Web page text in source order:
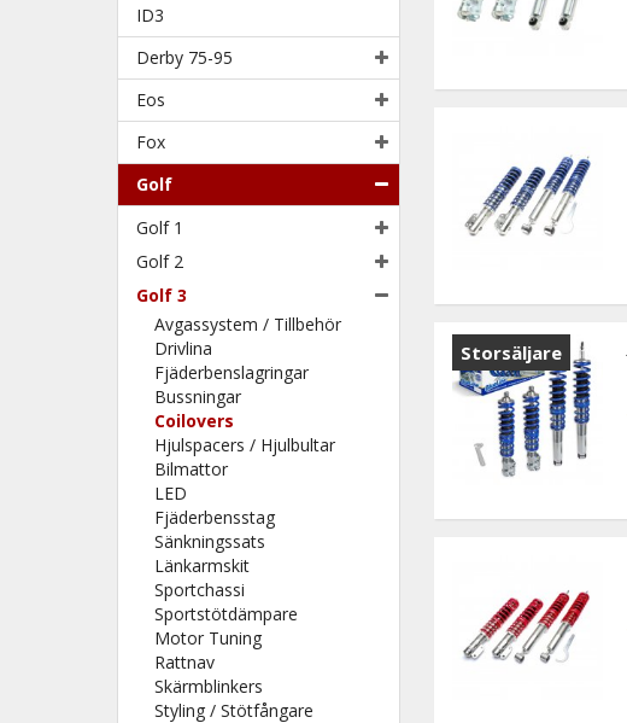
ID3
Derby 75-95
Eos
Fox
Golf
Golf 1
Golf 2
Golf 3
Avgassystem / Tillbehör
Drivlina
Fjäderbenslagringar
Bussningar
Coilovers
Hjulspacers / Hjulbultar
Bilmattor
LED
Fjäderbensstag
Sänkningssats
Länkarmskit
Sportchassi
Sportstötdämpare
Motor Tuning
Rattnav
Skärmblinkers
Styling / Stötfångare
Storsäljare